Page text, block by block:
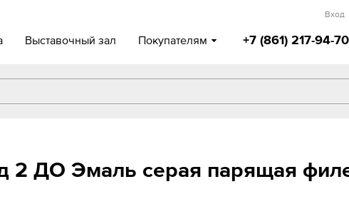
Выставочный зал Покупателям +7 (861) 217-94-70
Вход
2 ДО Эмаль серая парящая